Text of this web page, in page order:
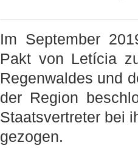
Im September
Pakt von Letícia
Regenwaldes und
der Region
Staatsvertreter bei
gezogen.